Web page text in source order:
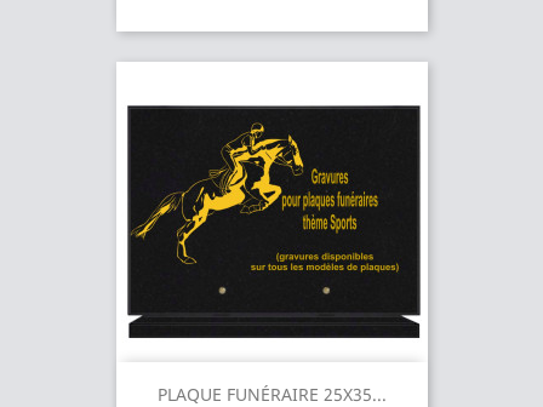
PLAQUE FUNÉRAIRE 25X35...